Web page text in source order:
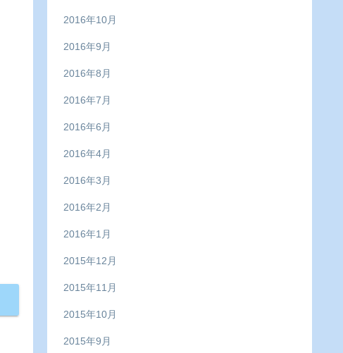
2016年10月
2016年9月
2016年8月
2016年7月
2016年6月
2016年4月
2016年3月
2016年2月
2016年1月
2015年12月
2015年11月
2015年10月
2015年9月